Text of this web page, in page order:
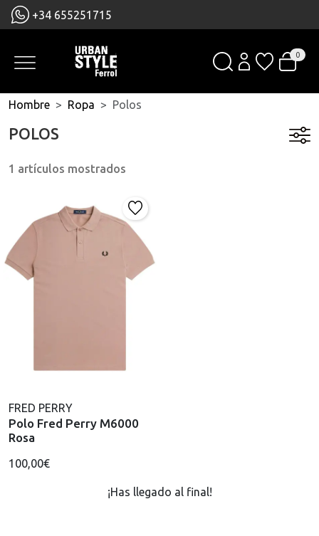
+34 655251715
0
Hombre Ropa Polos
POLOS
1 artículos mostrados
FRED PERRY
Polo Fred Perry M6000
Rosa
100,00€
¡Has llegado al final!